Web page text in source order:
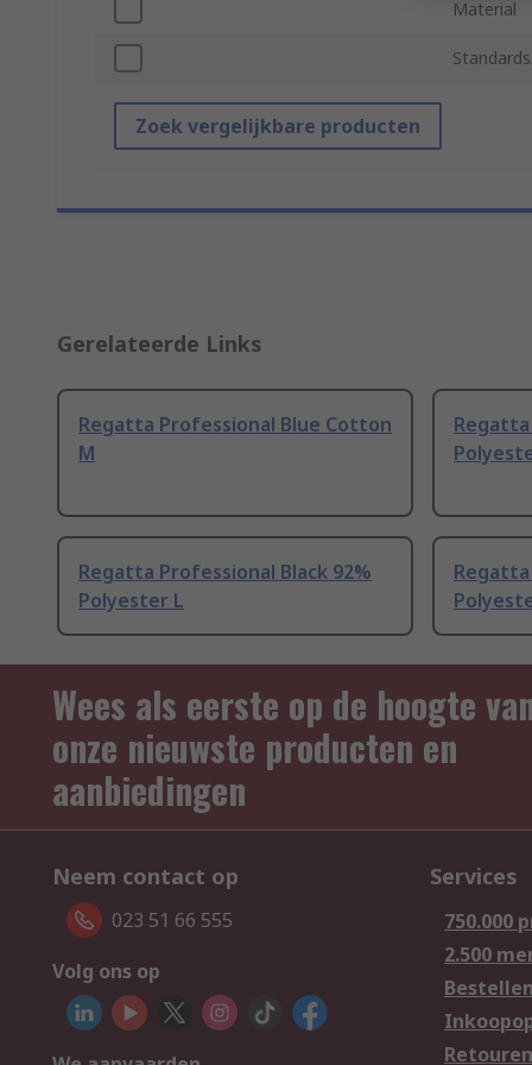
Material
Zoek vergelijkbare producten
Gerelateerde Links
Regatta Professional Blue Cotton
M
Regatta Professional Black 92%
Polyester L
Regatta
Wees als eerste op de hoogte
onze nieuwste producten en
aanbiedingen
Neem contact op
023 51 66 555
Volg ons op
Services
750.000
2.500
Bestellen
Retouren